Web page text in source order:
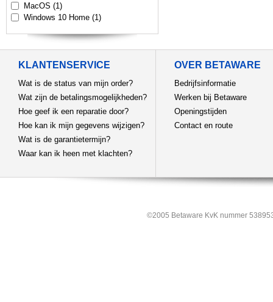
MacOS (1)
Windows 10 Home (1)
KLANTENSERVICE
Wat is de status van mijn order?
Wat zijn de betalingsmogelijkheden?
Hoe geef ik een reparatie door?
Hoe kan ik mijn gegevens wijzigen?
Wat is de garantietermijn?
Waar kan ik heen met klachten?
OVER BETAWARE
Bedrijfsinformatie
Werken bij Betaware
Openingstijden
Contact en route
©2005 Betaware KvK nummer